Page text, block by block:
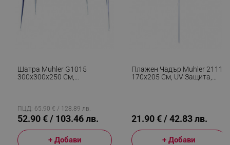
Шатра Muhler G1015
300x300x250 См,
ПЦД: 65.90 € / 128.89 лв.
52.90 € / 103.46 лв.
+ Добави
Плажен Чадър Muhler 2111,
170x205 См, UV Защита,
21.90 € / 42.83 лв.
+ Добави